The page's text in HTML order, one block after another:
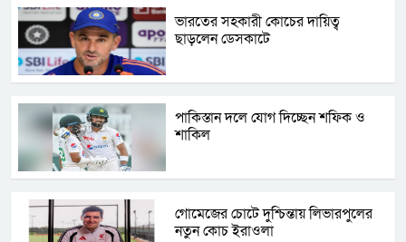
ভারতের সহকারী কোচের দায়িত্ব
ছাড়লেন ডেসকাটে
পাকিস্তান দলে যোগ দিচ্ছেন শফিক ও
শাকিল
গোমেজের চোটে দুশ্চিন্তায় লিভারপুলের
নতুন কোচ ইরাওলা